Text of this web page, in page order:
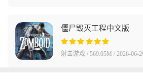
僵尸毁灭工程中文版
射击游戏 / 569.05M / 2026-06-